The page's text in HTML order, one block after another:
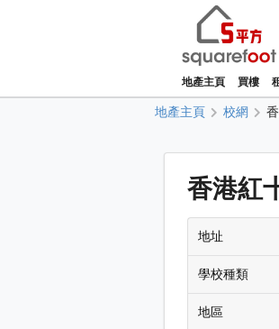
地產主頁 買樓
地產主頁 校網
香港紅
地址
學校種類
地區